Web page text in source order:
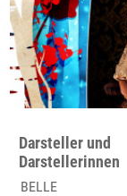
Darsteller und
Darstellerinnen
BELLE